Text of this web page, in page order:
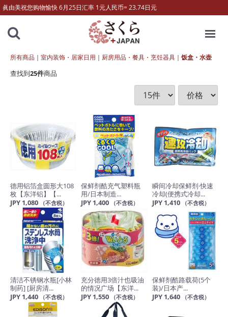
眞由美祝您购物愉快 6月25日汇率 1元人民币= 23.74日元
所有商品 室内装饰・居家日用 厨房用品・餐具・烹饪器具 饭盒・水壶
查找到25件商品
德用铝箔盒圆形大108
枚【东洋铝】【...
JPY 1,080
（不含税）
保鲜剂酷充气塑料瓶
用/日本制造...
JPY 1,400
（不含税）
瞬间冷却保鲜剂·快速
冷却(便携式冷却...
JPY 1,410
（不含税）
清洁不锈钢水瓶[小林
制药] [厨房清...
JPY 1,440
（不含税）
充分徳用3倍汁也吸油
的情况广场【东洋...
JPY 1,550
（不含税）
保鲜剂酷路载荷(5个
装)/日本产...
JPY 1,640
（不含税）